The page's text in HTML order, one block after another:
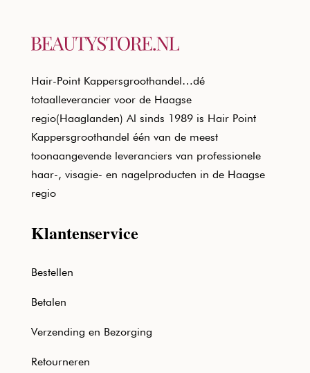
Hair-Point Kappersgroothandel…dé
totaalleverancier voor de Haagse
regio(Haaglanden) Al sinds 1989 is Hair Point
Kappersgroothandel één van de meest
toonaangevende leveranciers van professionele
haar-, visagie- en nagelproducten in de Haagse
regio
Klantenservice
Bestellen
Betalen
Verzending en Bezorging
Retourneren